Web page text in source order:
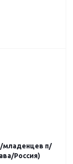
младенцев п/
Россия)